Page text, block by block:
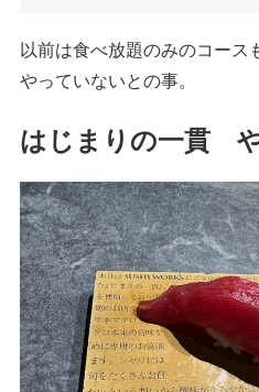
以前は食べ放題のみのコース
やっていないとの事。
はじまりの一貫